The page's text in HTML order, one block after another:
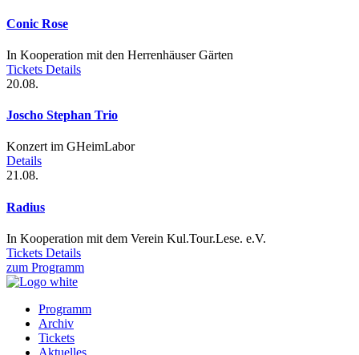
Conic Rose
In Kooperation mit den Herrenhäuser Gärten
Tickets Details
20.08.
Joscho Stephan Trio
Konzert im GHeimLabor
Details
21.08.
Radius
In Kooperation mit dem Verein Kul.Tour.Lese. e.V.
Tickets Details
zum Programm
Prefooter
Programm
Archiv
Tickets
Aktuelles